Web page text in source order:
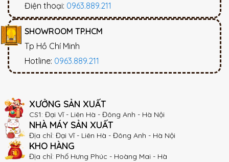
Điện thoại: 0963.889.211
SHOWROOM TP.HCM
Tp Hồ Chí Minh
Hotline: 0963.889.211
XƯỞNG SẢN XUẤT
CS1: Đại Vĩ - Liên Hà - Đông Anh - Hà Nội
NHÀ MÁY SẢN XUẤT
Địa chỉ: Đại Vĩ - Liên Hà - Đông Anh - Hà Nội
KHO HÀNG
Địa chỉ: Phố Hưng Phúc - Hoàng Mai - Hà